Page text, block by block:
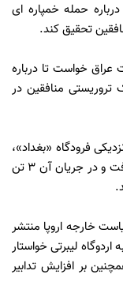
حمله خمپاره ای
تحقیق کند.
عراق خواست تا درباره
منافقین در
فرودگاه «بغداد»،
عصر پنجشنبه، هدف شلیک چند خمپاره قرار گرفت و در جریان آن 3 تن
خارجه اروپا منتشر
لیبرتی خواستار
بر افزایش تدابیر